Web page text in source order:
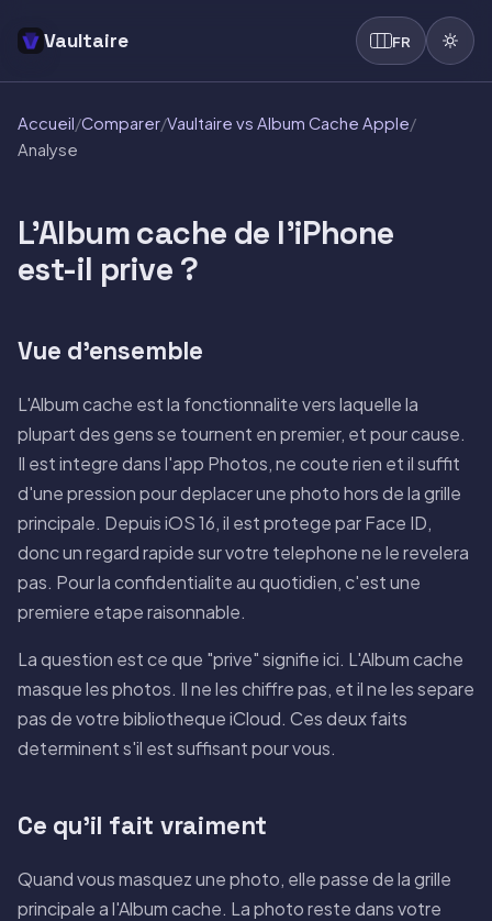
Vaultaire FR
Accueil/Comparer/Vaultaire vs Album Cache Apple/
Analyse
L'Album cache de l'iPhone
est-il prive ?
Vue d'ensemble
L'Album cache est la fonctionnalite vers laquelle la
plupart des gens se tournent en premier, et pour cause.
Il est integre dans l'app Photos, ne coute rien et il suffit
d'une pression pour deplacer une photo hors de la grille
principale. Depuis iOS 16, il est protege par Face ID,
donc un regard rapide sur votre telephone ne le revelera
pas. Pour la confidentialite au quotidien, c'est une
premiere etape raisonnable.
La question est ce que "prive" signifie ici. L'Album cache
masque les photos. Il ne les chiffre pas, et il ne les separe
pas de votre bibliotheque iCloud. Ces deux faits
determinent s'il est suffisant pour vous.
Ce qu'il fait vraiment
Quand vous masquez une photo, elle passe de la grille
principale a l'Album cache. La photo reste dans votre